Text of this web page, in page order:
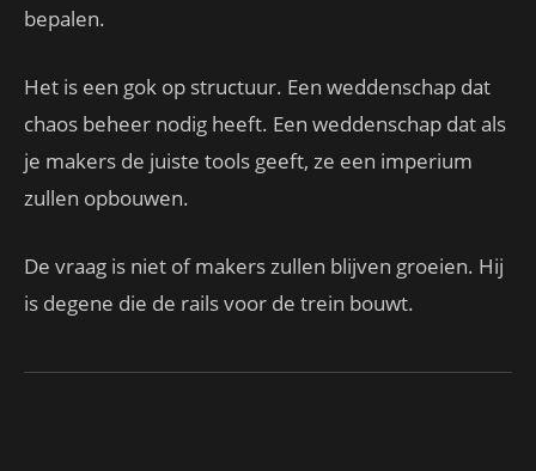
bepalen.
Het is een gok op structuur. Een weddenschap dat
chaos beheer nodig heeft. Een weddenschap dat als
je makers de juiste tools geeft, ze een imperium
zullen opbouwen.
De vraag is niet of makers zullen blijven groeien. Hij
is degene die de rails voor de trein bouwt.